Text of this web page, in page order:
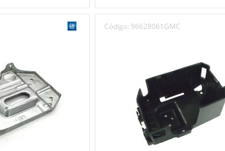
Código: 96628061GMC